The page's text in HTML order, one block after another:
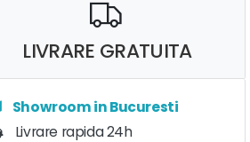
LIVRARE GRATUITA
Showroom in Bucuresti
Livrare rapida 24h